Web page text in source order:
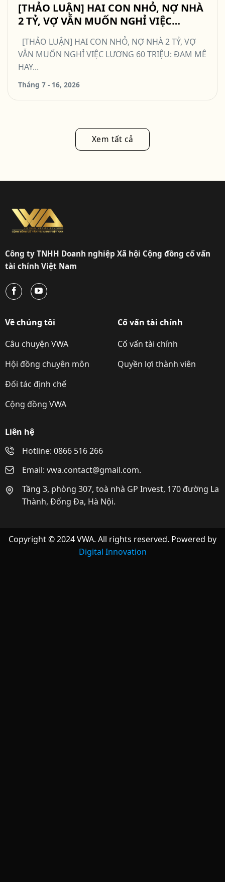
[THẢO LUẬN] HAI CON NHỎ, NỢ NHÀ
2 TỶ, VỢ VẪN MUỐN NGHỈ VIỆC
LƯƠNG 60 TRIỆU: ĐAM MÊ HAY QUÁ
MẠO HIỂM? #TCCN16
[THẢO LUẬN] HAI CON NHỎ, NỢ NHÀ 2 TỶ, VỢ
VẪN MUỐN NGHỈ VIỆC LƯƠNG 60 TRIỆU: ĐAM MÊ
HAY...
Tháng 7 - 16, 2026
Xem tất cả
Công ty TNHH Doanh nghiệp Xã hội Cộng đồng cố vấn
tài chính Việt Nam
Về chúng tôi
Câu chuyện VWA
Hội đồng chuyên môn
Đối tác định chế
Cộng đồng VWA
Cố vấn tài chính
Cố vấn tài chính
Quyền lợi thành viên
Liên hệ
Hotline: 0866 516 266
Email: vwa.contact@gmail.com.
Tầng 3, phòng 307, toà nhà GP Invest, 170 đường La
Thành, Đống Đa, Hà Nội.
Copyright © 2024 VWA. All rights reserved. Powered by
Digital Innovation